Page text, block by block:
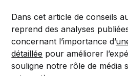
Dans cet article de conseils
reprend des analyses
concernant l’importance d’
détaillée pour améliorer
souligne notre rôle de média